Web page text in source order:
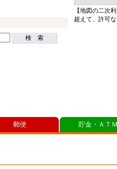
検 索
【地図の二次
超えて、許可
郵便 貯金・ＡＴ